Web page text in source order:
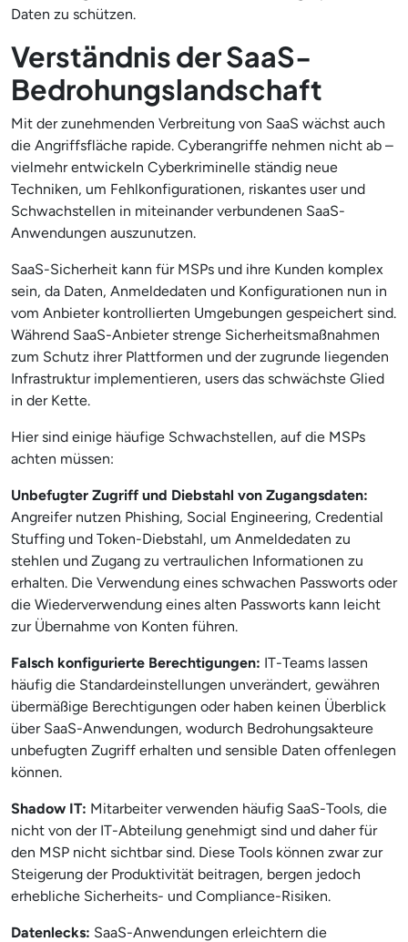
Daten zu schützen.
Verständnis der SaaS-
Bedrohungslandschaft
Mit der zunehmenden Verbreitung von SaaS wächst auch
die Angriffsfläche rapide. Cyberangriffe nehmen nicht ab –
vielmehr entwickeln Cyberkriminelle ständig neue
Techniken, um Fehlkonfigurationen, riskantes user und
Schwachstellen in miteinander verbundenen SaaS-
Anwendungen auszunutzen.
SaaS-Sicherheit kann für MSPs und ihre Kunden komplex
sein, da Daten, Anmeldedaten und Konfigurationen nun in
vom Anbieter kontrollierten Umgebungen gespeichert sind.
Während SaaS-Anbieter strenge Sicherheitsmaßnahmen
zum Schutz ihrer Plattformen und der zugrunde liegenden
Infrastruktur implementieren, users das schwächste Glied
in der Kette.
Hier sind einige häufige Schwachstellen, auf die MSPs
achten müssen:
Unbefugter Zugriff und Diebstahl von Zugangsdaten:
Angreifer nutzen Phishing, Social Engineering, Credential
Stuffing und Token-Diebstahl, um Anmeldedaten zu
stehlen und Zugang zu vertraulichen Informationen zu
erhalten. Die Verwendung eines schwachen Passworts oder
die Wiederverwendung eines alten Passworts kann leicht
zur Übernahme von Konten führen.
Falsch konfigurierte Berechtigungen: IT-Teams lassen
häufig die Standardeinstellungen unverändert, gewähren
übermäßige Berechtigungen oder haben keinen Überblick
über SaaS-Anwendungen, wodurch Bedrohungsakteure
unbefugten Zugriff erhalten und sensible Daten offenlegen
können.
Shadow IT: Mitarbeiter verwenden häufig SaaS-Tools, die
nicht von der IT-Abteilung genehmigt sind und daher für
den MSP nicht sichtbar sind. Diese Tools können zwar zur
Steigerung der Produktivität beitragen, bergen jedoch
erhebliche Sicherheits- und Compliance-Risiken.
Datenlecks: SaaS-Anwendungen erleichtern die